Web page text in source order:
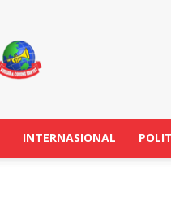
INTERNASIONAL